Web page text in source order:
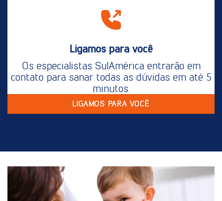
Ligamos para você
Os especialistas SulAmérica entrarão em
contato para sanar todas as dúvidas em até 5
minutos.
LIGAMOS PARA VOCÊ